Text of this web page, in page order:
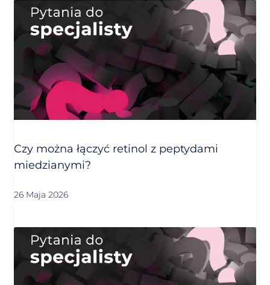
Czy można łączyć retinol z peptydami
miedzianymi?
26 Maja 2026